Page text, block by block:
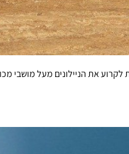
את הניילונים מעל מושבי